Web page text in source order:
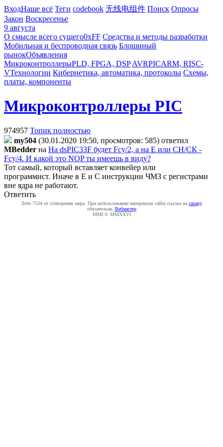
ВходНаше всё Теги codebook 无线电组件 Поиск Опросы
Закон Воскресенье
9 августа
О смысле всего сущего0xFF Средства и методы разработки
Мобильная и беспроводная связь Блошиный
рынокОбъявления
МикроконтроллерыPLD, FPGA, DSP AVRPICARM, RISC-
VТехнологии Кибернетика, автоматика, протоколы Схемы,
платы, компоненты
Микроконтроллеры PIC
974957 Топик полностью
my504 (30.01.2020 19:50, просмотров: 585) ответил
MBedder на На dsPIC33F будет Fcy/2, а на Е или СН/СК -
Fcy/4. И какой это NOP ты имеешь в виду?
Тот самый, который вставляет конвейер или
программист. Иначе в Е и С инструкции ЧМЗ с регистрами
вне ядра не работают.
Ответить
Лето 7534 от сотворения мира. При использовании материалов сайта ссылка на caxapу
обязательна. Вебмастер
MMI © MMXXVI